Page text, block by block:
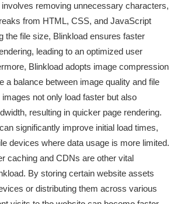
removing unnecessary characters,
from HTML, CSS, and JavaScript
the file size, Blinkload ensures faster
leading to an optimized user
Blinkload adopts image compression
a balance between image quality and file
not only load faster but also
resulting in quicker page rendering.
significantly improve initial load times,
devices where data usage is more limited.
caching and CDNs are other vital
By storing certain website assets
or distributing them across various